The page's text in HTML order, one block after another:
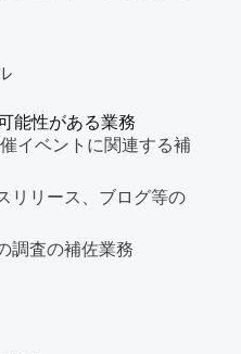
能性がある業務
イベントに関連する補
リリース、ブログ等の
調査の補佐業務